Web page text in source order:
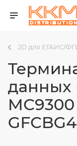
2D для ЕГАИС/
данных